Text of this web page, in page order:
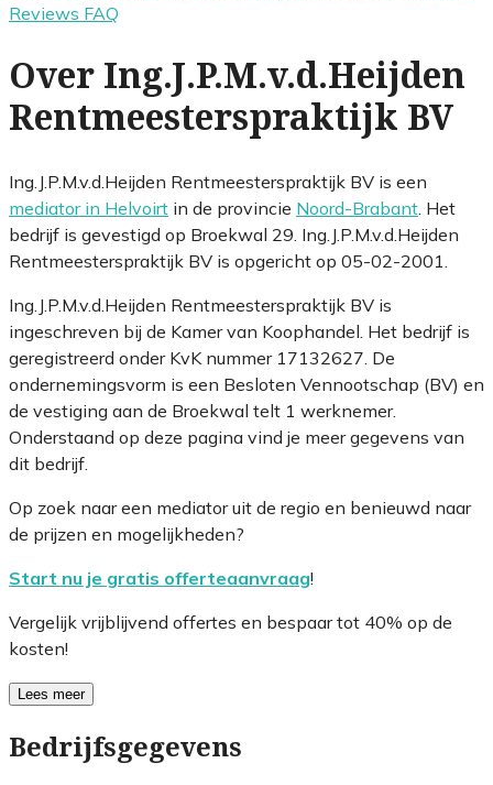
Reviews FAQ
Over Ing.J.P.M.v.d.Heijden
Rentmeesterspraktijk BV
Ing.J.P.M.v.d.Heijden Rentmeesterspraktijk BV is een
mediator in Helvoirt in de provincie Noord-Brabant . Het
bedrijf is gevestigd op Broekwal 29. Ing.J.P.M.v.d.Heijden
Rentmeesterspraktijk BV is opgericht op 05-02-2001.
Ing.J.P.M.v.d.Heijden Rentmeesterspraktijk BV is
ingeschreven bij de Kamer van Koophandel. Het bedrijf is
geregistreerd onder KvK nummer 17132627. De
ondernemingsvorm is een Besloten Vennootschap (BV) en
de vestiging aan de Broekwal telt 1 werknemer.
Onderstaand op deze pagina vind je meer gegevens van
dit bedrijf.
Op zoek naar een mediator uit de regio en benieuwd naar
de prijzen en mogelijkheden?
Start nu je gratis offerteaanvraag!
Vergelijk vrijblijvend offertes en bespaar tot 40% op de
kosten!
Lees meer
Bedrijfsgegevens